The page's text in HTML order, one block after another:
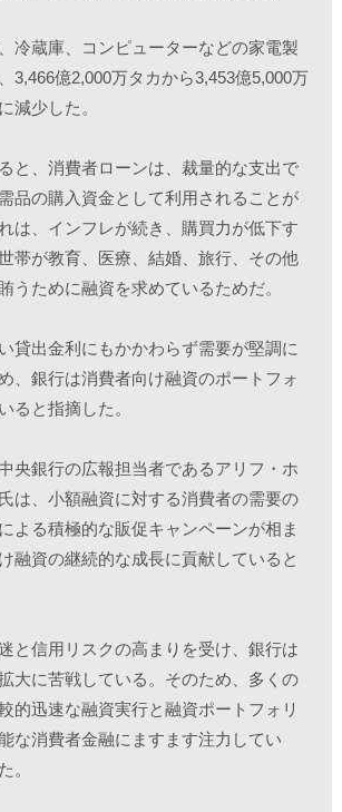
冷蔵庫、コンピューターなどの家電製
3,466億2,000万タカから3,453億5,000万
減少した。
と、消費者ローンは、裁量的な支出で
品の購入資金として利用されることが
は、インフレが続き、購買力が低下す
帯が教育、医療、結婚、旅行、その他
うために融資を求めているためだ。
貸出金利にもかかわらず需要が堅調に
、銀行は消費者向け融資のポートフォ
ると指摘した。
央銀行の広報担当者であるアリフ・ホ
は、小額融資に対する消費者の需要の
よる積極的な販促キャンペーンが相ま
融資の継続的な成長に貢献していると
と信用リスクの高まりを受け、銀行は
大に苦戦している。そのため、多くの
的迅速な融資実行と融資ポートフォリ
な消費者金融にますます注力してい
。